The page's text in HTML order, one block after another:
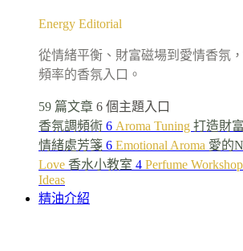
Energy Editorial
從情緒平衡、財富磁場到愛情香氛
頻率的香氛入口。
59 篇文章 6 個主題入口
香氛調頻術 6 Aroma Tuning 打造財
情緒處芳箋 6 Emotional Aroma 愛的
Love 香水小教室 4 Perfume Workshop
Ideas
精油介紹